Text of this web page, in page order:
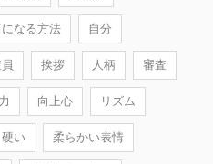
なる方法 自分
挨拶 人柄 審査
向上心 リズム
硬い 柔らかい表情